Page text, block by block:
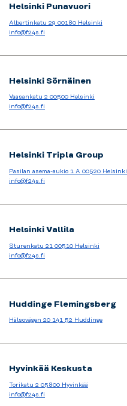
Helsinki Punavuori
Albertinkatu 29 00180 Helsinki
info@f24s.fi
Helsinki Sörnäinen
Vaasankatu 2 00500 Helsinki
info@f24s.fi
Helsinki Tripla Group
Pasilan asema-aukio 1 A 00520 Helsinki
info@f24s.fi
Helsinki Vallila
Sturenkatu 21 00510 Helsinki
info@f24s.fi
Huddinge Flemingsberg
Hälsovägen 20 141 52 Huddinge
Hyvinkää Keskusta
Torikatu 2 05800 Hyvinkää
info@f24s.fi